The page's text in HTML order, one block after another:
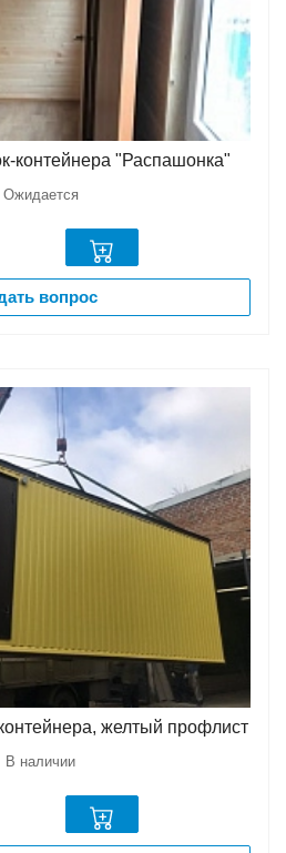
контейнера "Распашонка"
Ожидается
вопрос
желтый профлист
В наличии